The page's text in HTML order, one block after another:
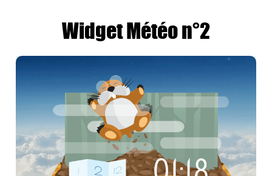
Widget Météo n°2